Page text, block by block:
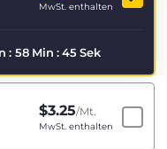
MwSt. enthalten
: 58 Min :45Sek
$3.25/Mt.
MwSt. enthalten